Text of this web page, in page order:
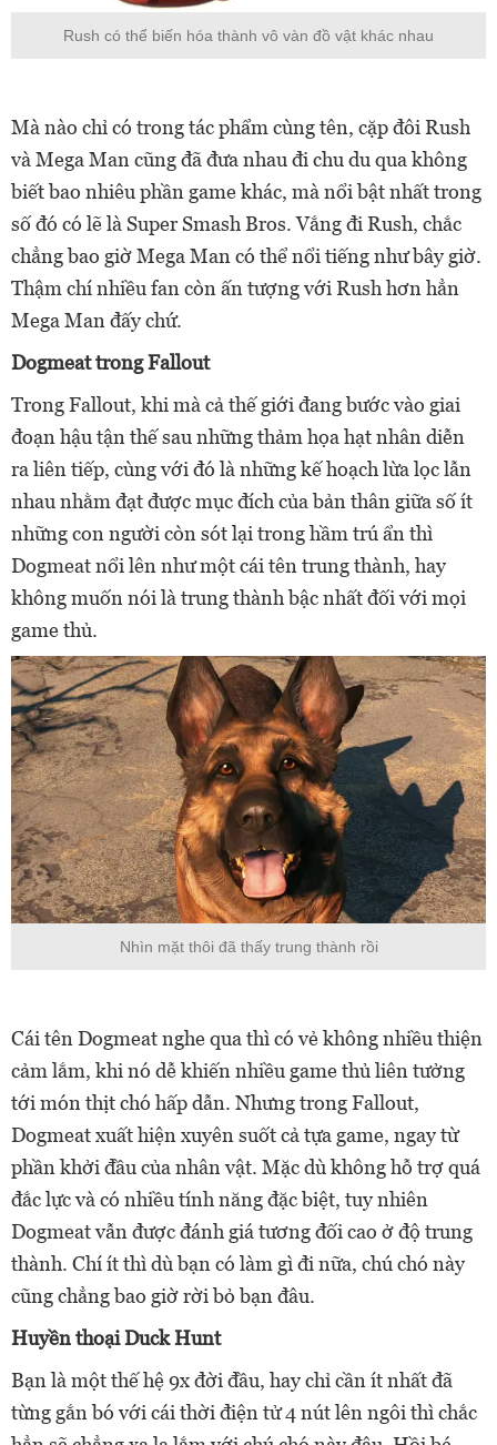
Rush có thể biến hóa thành vô vàn đồ vật khác nhau
Mà nào chỉ có trong tác phẩm cùng tên, cặp đôi Rush
và Mega Man cũng đã đưa nhau đi chu du qua không
biết bao nhiêu phần game khác, mà nổi bật nhất trong
số đó có lẽ là Super Smash Bros. Vắng đi Rush, chắc
chẳng bao giờ Mega Man có thể nổi tiếng như bây giờ.
Thậm chí nhiều fan còn ấn tượng với Rush hơn hẳn
Mega Man đấy chứ.
Dogmeat trong Fallout
Trong Fallout, khi mà cả thế giới đang bước vào giai
đoạn hậu tận thế sau những thảm họa hạt nhân diễn
ra liên tiếp, cùng với đó là những kế hoạch lừa lọc lẫn
nhau nhằm đạt được mục đích của bản thân giữa số ít
những con người còn sót lại trong hầm trú ẩn thì
Dogmeat nổi lên như một cái tên trung thành, hay
không muốn nói là trung thành bậc nhất đối với mọi
game thủ.
Nhìn mặt thôi đã thấy trung thành rồi
Cái tên Dogmeat nghe qua thì có vẻ không nhiều thiện
cảm lắm, khi nó dễ khiến nhiều game thủ liên tưởng
tới món thịt chó hấp dẫn. Nhưng trong Fallout,
Dogmeat xuất hiện xuyên suốt cả tựa game, ngay từ
phần khởi đầu của nhân vật. Mặc dù không hỗ trợ quá
đắc lực và có nhiều tính năng đặc biệt, tuy nhiên
Dogmeat vẫn được đánh giá tương đối cao ở độ trung
thành. Chí ít thì dù bạn có làm gì đi nữa, chú chó này
cũng chẳng bao giờ rời bỏ bạn đâu.
Huyền thoại Duck Hunt
Bạn là một thế hệ 9x đời đầu, hay chỉ cần ít nhất đã
từng gắn bó với cái thời điện tử 4 nút lên ngôi thì chắc